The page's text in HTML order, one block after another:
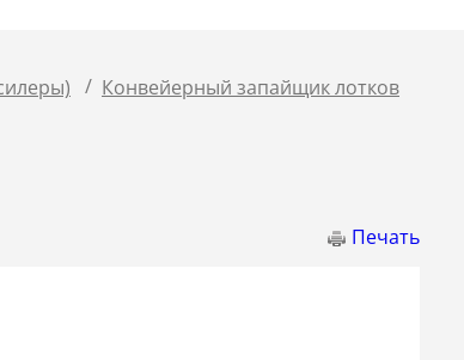
/ Конвейерный запайщик лотков
Печать